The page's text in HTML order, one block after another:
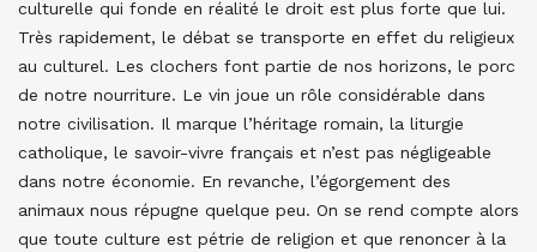
culturelle qui fonde en réalité le droit est plus forte que lui.
Très rapidement, le débat se transporte en effet du religieux
au culturel. Les clochers font partie de nos horizons, le porc
de notre nourriture. Le vin joue un rôle considérable dans
notre civilisation. Il marque l’héritage romain, la liturgie
catholique, le savoir-vivre français et n’est pas négligeable
dans notre économie. En revanche, l’égorgement des
animaux nous répugne quelque peu. On se rend compte alors
que toute culture est pétrie de religion et que renoncer à la